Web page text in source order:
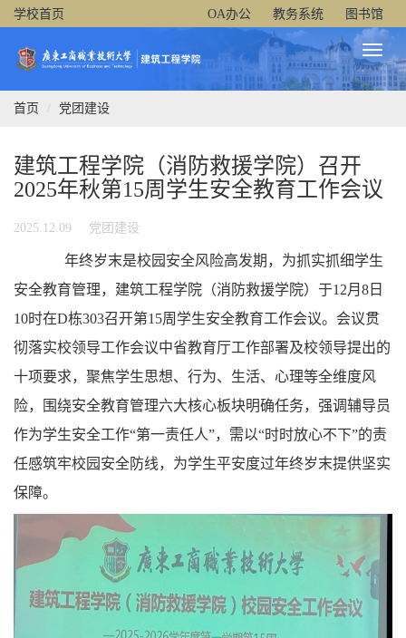
学校首页 OA办公 教务系统 图书馆
Toggle
首页 党团建设
建筑工程学院（消防救援学院）召开
2025年秋第15周学生安全教育工作会议
2025.12.09 党团建设
年终岁末是校园安全风险高发期，为抓实抓细学生
安全教育管理，建筑工程学院（消防救援学院）于12月8日
10时在D栋303召开第15周学生安全教育工作会议。会议贯
彻落实校领导工作会议中省教育厅工作部署及校领导提出的
十项要求，聚焦学生思想、行为、生活、心理等全维度风
险，围绕安全教育管理六大核心板块明确任务，强调辅导员
作为学生安全工作“第一责任人”，需以“时时放心不下”的责
任感筑牢校园安全防线，为学生平安度过年终岁末提供坚实
保障。